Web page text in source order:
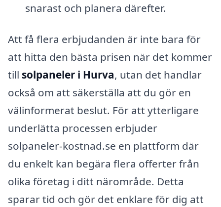
snarast och planera därefter.
Att få flera erbjudanden är inte bara för
att hitta den bästa prisen när det kommer
till solpaneler i Hurva, utan det handlar
också om att säkerställa att du gör en
välinformerat beslut. För att ytterligare
underlätta processen erbjuder
solpaneler-kostnad.se en plattform där
du enkelt kan begära flera offerter från
olika företag i ditt närområde. Detta
sparar tid och gör det enklare för dig att